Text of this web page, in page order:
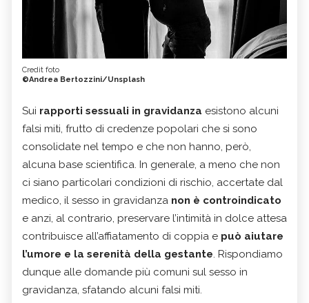
Credit foto
©Andrea Bertozzini/Unsplash
Sui rapporti sessuali in gravidanza esistono alcuni
falsi miti, frutto di credenze popolari che si sono
consolidate nel tempo e che non hanno, però,
alcuna base scientifica. In generale, a meno che non
ci siano particolari condizioni di rischio, accertate dal
medico, il sesso in gravidanza non è controindicato
e anzi, al contrario, preservare l’intimità in dolce attesa
contribuisce all’affiatamento di coppia e può aiutare
l’umore e la serenità della gestante. Rispondiamo
dunque alle domande più comuni sul sesso in
gravidanza, sfatando alcuni falsi miti.